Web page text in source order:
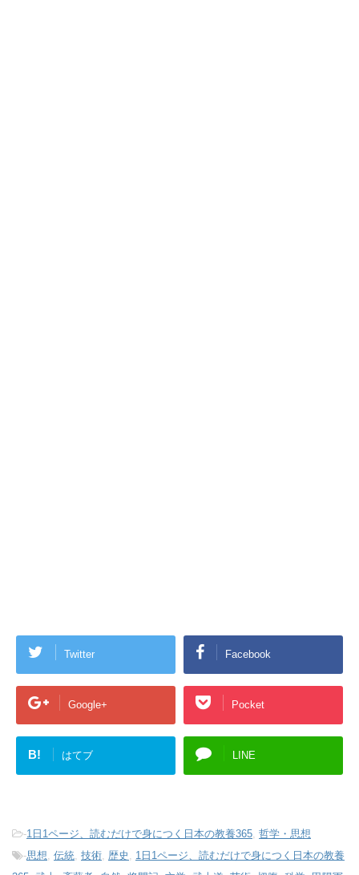
Twitter Facebook
Google+ Pocket
B! はてブ LINE
-1日1ページ、読むだけで身につく日本の教養365 哲学・思想
-思想 伝統 技術 歴史
1日1ページ、読むだけで身につく日本の教養